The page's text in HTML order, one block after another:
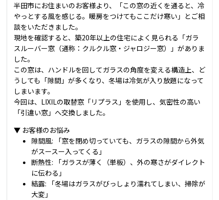
半田市にお住まいのお客様より、「この窓の近くを通ると、冷
やっとする風を感じる。暖房をつけてもここだけ寒い」とご相
談をいただきました。
現地を確認すると、築20年以上の住宅によく見られる「ガラ
スルーバー窓（通称：クルクル窓・ジャロジー窓）」がありま
した。
この窓は、ハンドルを回してガラスの角度を変える構造上、ど
うしても「隙間」が多くなり、冬場は冷気が入り放題になって
しまいます。
今回は、LIXILの取替窓「リプラス」を使用し、気密性の高い
「引違い窓」へ交換しました。
▼ お客様のお悩み
隙間風: 「窓を閉め切っていても、ガラスの隙間から外気
がスースー入ってくる」
断熱性: 「ガラスが薄く（単板）、外の寒さがダイレクト
に伝わる」
結露: 「冬場はガラスがびっしょり濡れてしまい、掃除が
大変」